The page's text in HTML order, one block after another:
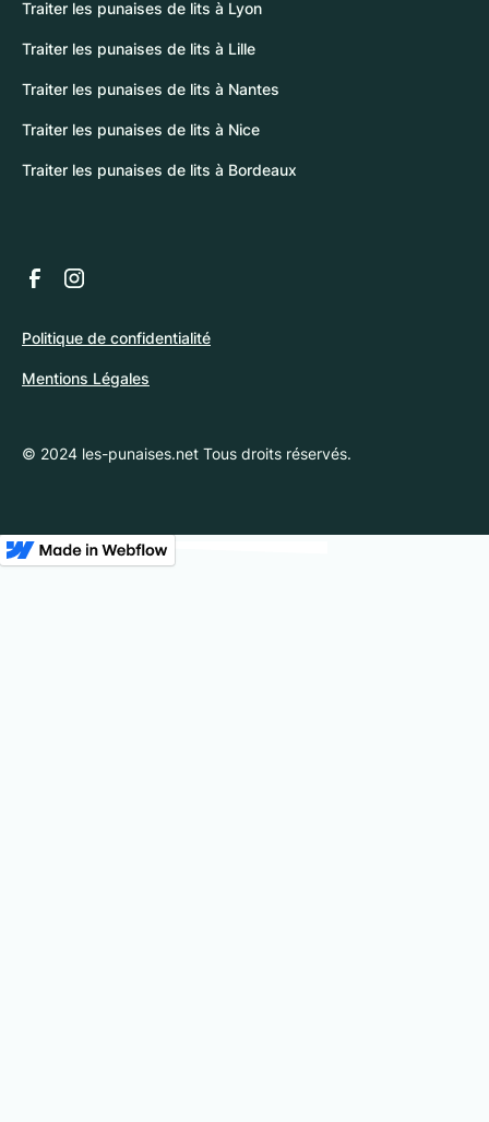
Traiter les punaises de lits à Lyon
Traiter les punaises de lits à Lille
Traiter les punaises de lits à Nantes
Traiter les punaises de lits à Nice
Traiter les punaises de lits à Bordeaux
© 2024 les-punaises.net Tous droits réservés.
Politique de confidentialité
Mentions Légales